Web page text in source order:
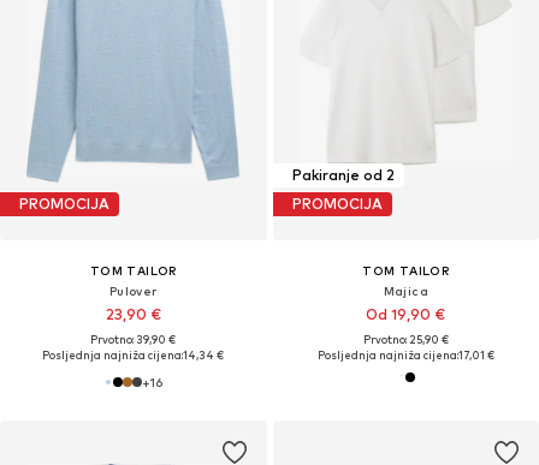
PROMOCIJA
TOM TAILOR
Pulover
23,90 €
Prvotno: 39,90 €
Posljednja najniža cijena:14,34 €
+16
Pakiranje od 2
PROMOCIJA
TOM TAILOR
Majica
Od 19,90 €
Prvotno: 25,90 €
Posljednja najniža cijena:17,01 €